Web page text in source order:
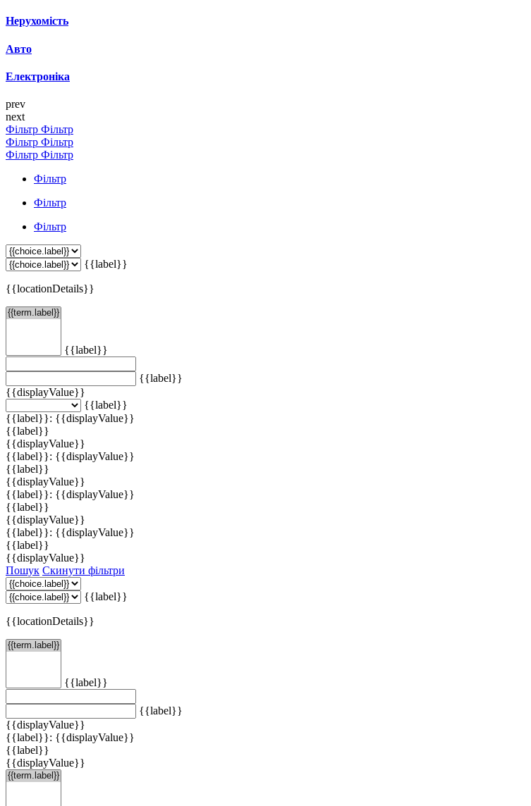
Нерухомість
Авто
Електроніка
prev
next
Фільтр Фільтр
Фільтр Фільтр
Фільтр Фільтр
Фільтр
Фільтр
Фільтр
{{label}}
{{locationDetails}}
{{label}}
{{label}}
{{displayValue}}
{{label}}
{{label}}: {{displayValue}}
{{label}}
{{displayValue}}
{{label}}: {{displayValue}}
{{label}}
{{displayValue}}
{{label}}: {{displayValue}}
{{label}}
{{displayValue}}
{{label}}: {{displayValue}}
{{label}}
{{displayValue}}
Пошук Скинути фільтри
{{label}}
{{locationDetails}}
{{label}}
{{label}}
{{displayValue}}
{{label}}: {{displayValue}}
{{label}}
{{displayValue}}